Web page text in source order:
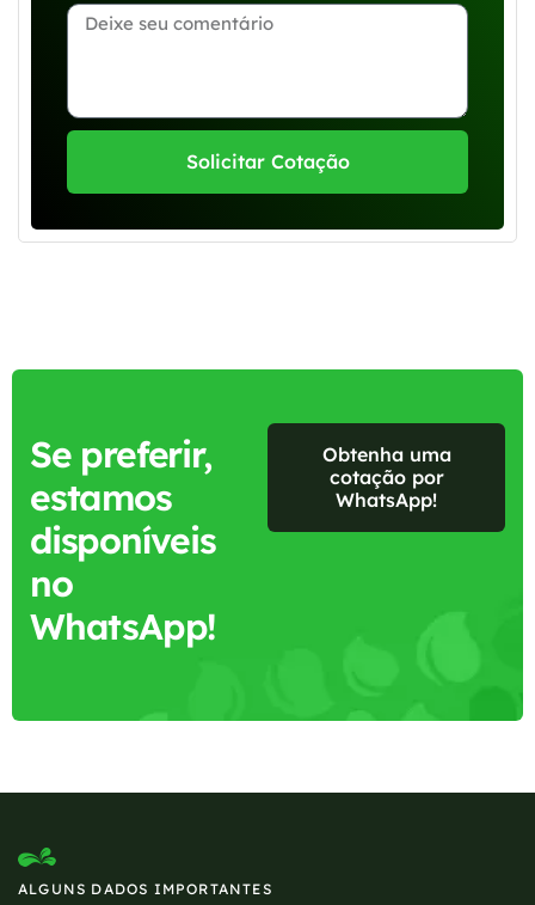
Solicitar Cotação
Se preferir,
estamos
disponíveis
no
WhatsApp!
Obtenha uma
cotação por
WhatsApp!
ALGUNS DADOS IMPORTANTES